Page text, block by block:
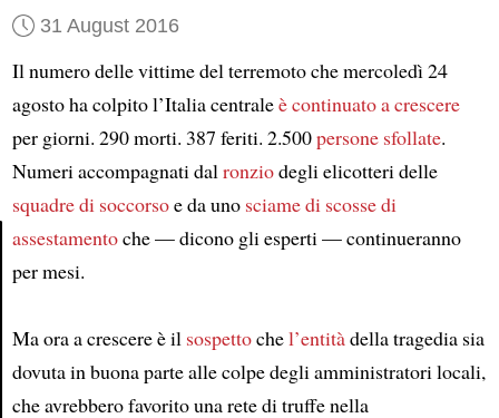
31 August 2016
Il numero delle vittime del terremoto che mercoledì 24
agosto ha colpito l’Italia centraleè continuato a crescere
per giorni. 290 morti. 387 feriti. 2.500persone sfollate.
Numeri accompagnati dalronziodegli elicotteri delle
squadre di soccorsoe da uno sciame di scosse di
assestamentoche — dicono gli esperti — continueranno
per mesi.
Ma ora a crescere è il sospettochel’entitàdella tragedia sia
dovuta in buona parte alle colpe degli amministratori locali,
che avrebbero favorito una rete di truffe nella